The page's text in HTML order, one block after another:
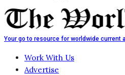
Your go to resource for worldwide current
Work With Us
Advertise